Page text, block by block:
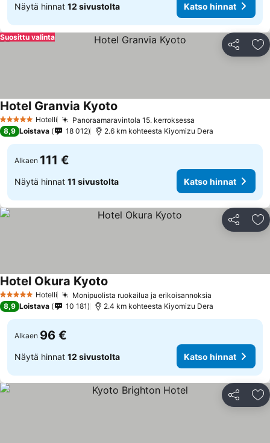
Näytä hinnat 12 sivustolta Katso hinnat
Jaa
Suosittu valinta
5 Tähtiluokitus
Hotelli Panoraamaravintola 15. kerroksessa
Hotel Granvia Kyoto
8,9 Loistava 18 012 2.6 km kohteesta Kiyomizu Dera
Alkaen 111 €
Näytä hinnat 11 sivustolta Katso hinnat
Jaa
5 Tähtiluokitus
Hotelli Monipuolista ruokailua ja erikoisannoksia
Hotel Okura Kyoto
8,9 Loistava 10 181 2.4 km kohteesta Kiyomizu Dera
Alkaen 96 €
Näytä hinnat 12 sivustolta Katso hinnat
Jaa